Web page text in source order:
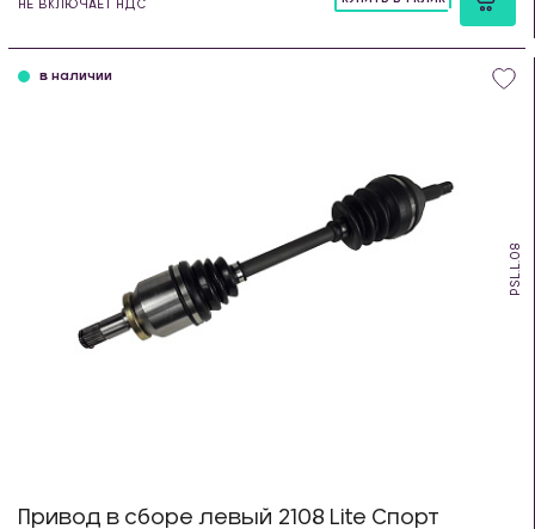
НЕ ВКЛЮЧАЕТ НДС
PSL.L.08
в наличии
Привод в сборе левый 2108 Lite Спорт